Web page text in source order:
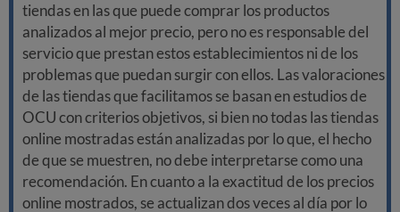
tiendas en las que puede comprar los productos
analizados al mejor precio, pero no es responsable del
servicio que prestan estos establecimientos ni de los
problemas que puedan surgir con ellos. Las valoraciones
de las tiendas que facilitamos se basan en estudios de
OCU con criterios objetivos, si bien no todas las tiendas
online mostradas están analizadas por lo que, el hecho
de que se muestren, no debe interpretarse como una
recomendación. En cuanto a la exactitud de los precios
online mostrados, se actualizan dos veces al día por lo